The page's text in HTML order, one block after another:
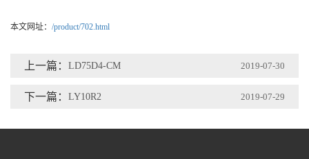
本文网址： /product/702.html
上一篇： LD75D4-CM 2019-07-30
下一篇： LY10R2 2019-07-29